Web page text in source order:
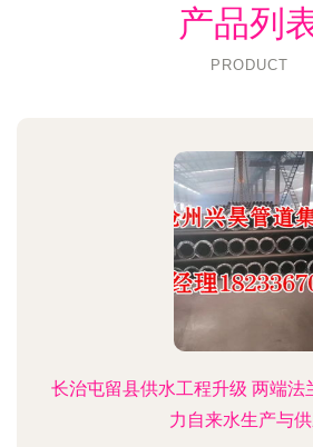
产品列
PRODUCT
长治屯留县供水工程升级 两端法
力自来水生产与